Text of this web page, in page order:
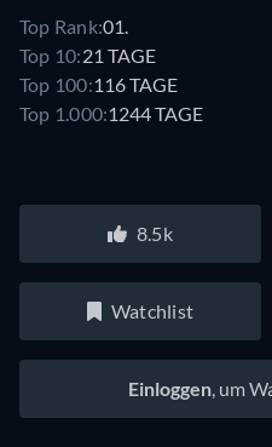
Top Rank:01.
Top 10:21 TAGE
Top 100:116 TAGE
Top 1.000:1244 TAGE
8.5k
Watchlist
Einloggen, um